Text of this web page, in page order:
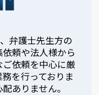
弁護士先生方の
頼や法人様から
依頼を中心に厳
を行っておりま
ありません。